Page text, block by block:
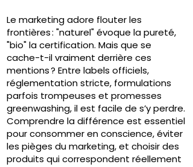
Le marketing adore flouter les
frontières : "naturel" évoque la pureté,
"bio" la certification. Mais que se
cache-t-il vraiment derrière ces
mentions ? Entre labels officiels,
réglementation stricte, formulations
parfois trompeuses et promesses
greenwashing, il est facile de s’y perdre.
Comprendre la différence est essentiel
pour consommer en conscience, éviter
les pièges du marketing, et choisir des
produits qui correspondent réellement